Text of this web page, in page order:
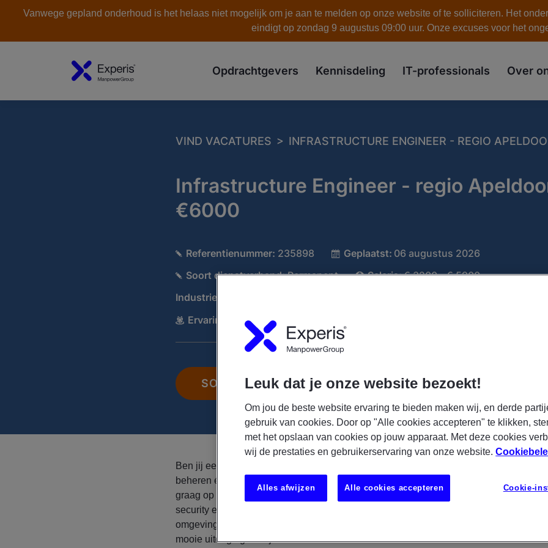
Vanwege gepland onderhoud is het helaas niet mogelijk om je aan te melden op onze website of te solliciteren. Het
eindigt op zondag 9 augustus 09:00 uur. Onze excuses voor het
skip to the main content
Opdrachtgevers Kennisdeling IT-professionals Over
VIND VACATURES > INFRASTRUCTURE ENGINEER - REGIO
Infrastructure Engineer - regio
€6000
Referentienummer: 235898 Geplaatst: 06 augustus 2026
Soort dienstverband:Permanent Salaris:€ 3200 - € 5900
Industrie:
Ervaring: Medior
SOLLICITEER NU
Ben jij een Infrastructure Engineer die energie krijgt van het
beheren én moderniseren van hybride IT-omgevingen? Werk jij
graag op het snijvlak van cloud,infrastructuur,automatisering en
security en wil je meebouwen aan een toekomstbestendige IT-
omgeving binnen een internationale organisatie? Dan is dit een
mooie uitdaging voor jou.
Leuk dat je onze website bezoekt!
Om jou de beste website ervaring te bieden maken wij, en derde
gebruik van cookies. Door op "Alle cookies accepteren" te klikken,
met het opslaan van cookies op jouw apparaat. Met deze cookies
wij de prestaties en gebruikerservaring van onze website.
Cookie-
Alles afwijzen Alle cookies accepteren